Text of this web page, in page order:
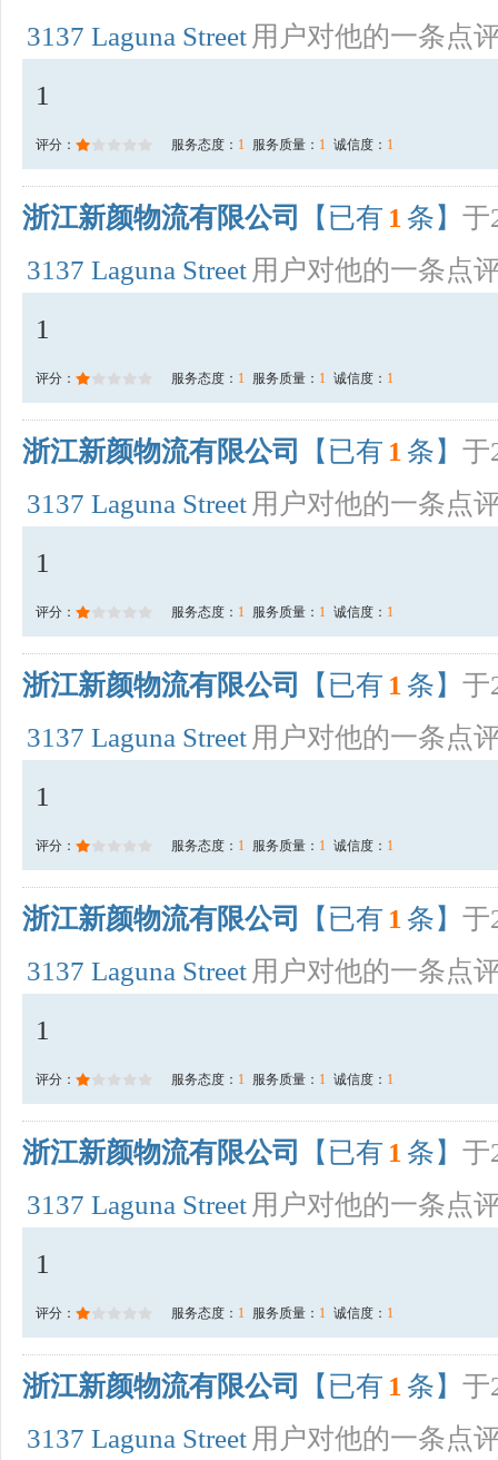
3137 Laguna Street 用户对他的一条点
1
评分： 服务态度： 1 服务质量： 1 诚信度： 1
浙江新颜物流有限公司 【已有 1 条】 于
3137 Laguna Street 用户对他的一条点
1
评分： 服务态度： 1 服务质量： 1 诚信度： 1
浙江新颜物流有限公司 【已有 1 条】 于
3137 Laguna Street 用户对他的一条点
1
评分： 服务态度： 1 服务质量： 1 诚信度： 1
浙江新颜物流有限公司 【已有 1 条】 于
3137 Laguna Street 用户对他的一条点
1
评分： 服务态度： 1 服务质量： 1 诚信度： 1
浙江新颜物流有限公司 【已有 1 条】 于
3137 Laguna Street 用户对他的一条点
1
评分： 服务态度： 1 服务质量： 1 诚信度： 1
浙江新颜物流有限公司 【已有 1 条】 于
3137 Laguna Street 用户对他的一条点
1
评分： 服务态度： 1 服务质量： 1 诚信度： 1
浙江新颜物流有限公司 【已有 1 条】 于
3137 Laguna Street 用户对他的一条点